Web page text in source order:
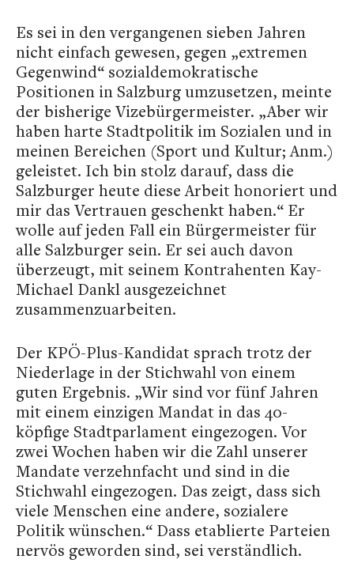
Es sei in den vergangenen sieben Jahren
nicht einfach gewesen, gegen „extremen
Gegenwind“ sozialdemokratische
Positionen in Salzburg umzusetzen, meinte
der bisherige Vizebürgermeister. „Aber wir
haben harte Stadtpolitik im Sozialen und in
meinen Bereichen (Sport und Kultur; Anm.)
geleistet. Ich bin stolz darauf, dass die
Salzburger heute diese Arbeit honoriert und
mir das Vertrauen geschenkt haben.“ Er
wolle auf jeden Fall ein Bürgermeister für
alle Salzburger sein. Er sei auch davon
überzeugt, mit seinem Kontrahenten Kay-
Michael Dankl ausgezeichnet
zusammenzuarbeiten.
Der KPÖ-Plus-Kandidat sprach trotz der
Niederlage in der Stichwahl von einem
guten Ergebnis. „Wir sind vor fünf Jahren
mit einem einzigen Mandat in das 40-
köpfige Stadtparlament eingezogen. Vor
zwei Wochen haben wir die Zahl unserer
Mandate verzehnfacht und sind in die
Stichwahl eingezogen. Das zeigt, dass sich
viele Menschen eine andere, sozialere
Politik wünschen.“ Dass etablierte Parteien
nervös geworden sind, sei verständlich.